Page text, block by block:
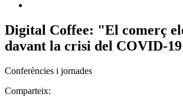
Digital Coffee: "El comerç
davant la crisi del COVID-
Conferències i jornades
Comparteix: